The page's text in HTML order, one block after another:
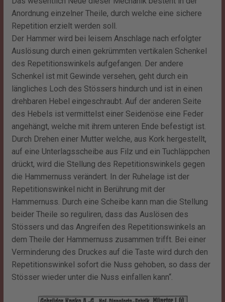
Anordnung einzelner Theile, durch welche eine sichere
Repetition erzielt werden soll.
Der Hammer wird bei leisem Anschlage nach erfolgter
Auslösung durch einen gekrümmten vertikalen Schenkel
des Repetitionswinkels aufgefangen. Der andere
Schenkel ist mit Gewinde versehen, geht durch ein
längliches Loch des Stössers hindurch und ist in einen
drehbaren Hebel eingeschraubt. Auf der anderen Seite
des Hebels ist vermittelst einer Seidenöse eine Feder
angehängt, welche mit ihrem unteren Ende befestigt ist.
Durch Drehen einer Mutter welche, aus Kork hergestellt,
auf eine Unterlagsscheibe aus Filz und ein Tuchläppchen
drückt, wird die Stellung des Repetitionswinkels gegen
die Hammernuss verändert. In der Ruhelage ist der
Repetitionswinkel nicht in Berührung mit der
Hammernuss. Durch eine Scheibe kann man die Stellung
beider Theile so reguliren, dass das Auslösen des
Stössers und das Angreifen des Repetitionswinkels an
dem Theile der Hammernuss zusammen trifft. Bei einer
Verminderung des Druckes auf die Taste wird durch den
Repetitionswinkel sofort die Nuss gehoben, so dass der
Stösser wieder unter die Nuss einfallen kann“.